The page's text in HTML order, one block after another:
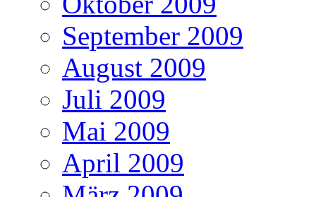
September 2009
August 2009
Juli 2009
Mai 2009
April 2009